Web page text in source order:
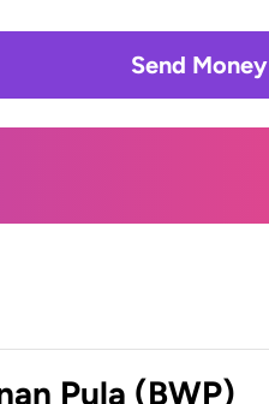
Send Money
Pula (BWP)